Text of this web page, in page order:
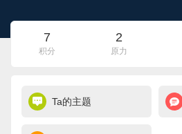
7
积分
2
原力
Ta的主题